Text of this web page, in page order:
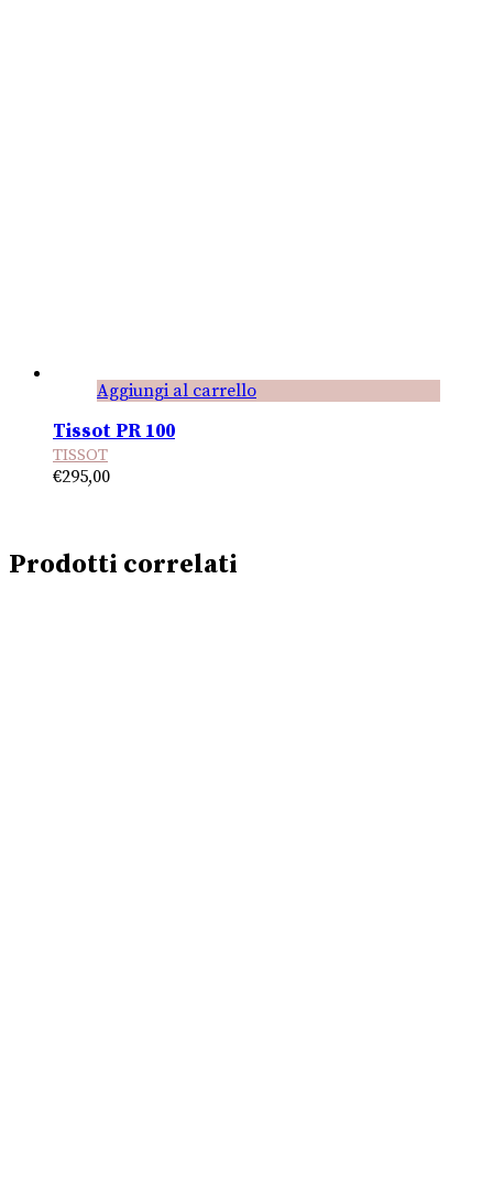
Aggiungi al carrello
Tissot PR 100
TISSOT
€295,00
Prodotti correlati